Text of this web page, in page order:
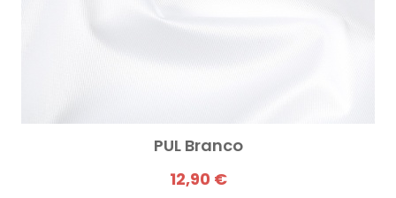
PUL Branco
12,90 €